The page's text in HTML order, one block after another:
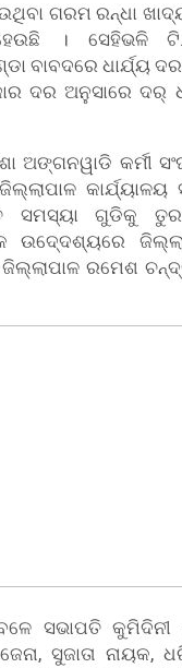
ଗରମ ରନ୍ଧା
। ସେହିଭଳି
ବାବଦରେ ଧାର୍ଯ୍ୟ
ଦର ଅନୁସାରେ ଦର୍
ଅଙ୍ଗନୱାଡି କର୍ମୀ
ସମସ୍ୟା ଗୁଡିକୁ
ଉଦେ୍ଦଶ୍ୟରେ
ରମେଶ
ସଭାପତି କୁମିଦିନୀ
ସୁଜାତା ନାୟକ,